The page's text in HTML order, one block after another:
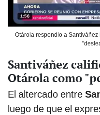
Otárola respondio a
Santiváñez
Otárola como
El altercado entre
luego de que el